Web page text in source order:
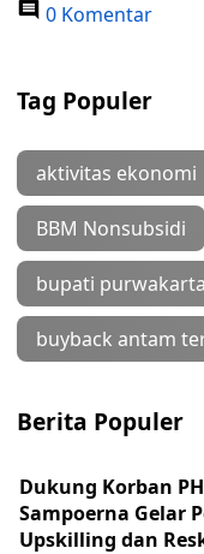
0 Komentar
Tag Populer
aktivitas ekonomi
BBM Nonsubsidi
bupati purwakarta
buyback antam
Berita Populer
Dukung Korban
Sampoerna Gelar
Upskilling dan